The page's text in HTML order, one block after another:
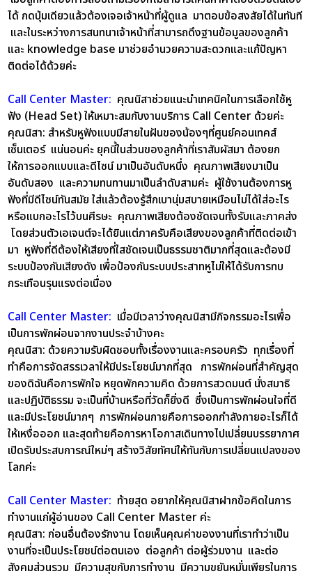
ได้ กดปุ่มเดียวแล้วต้องเจอเจ้าหน้าที่ผู้ดูแล มาตอบข้อสงสัยได้ในทันที
และในระหว่างการสนทนาเจ้าหน้าที่สามารถดึงฐานข้อมูลของลูกค้า
และ knowledge base มาช่วยอำนวยความสะดวกและแก้ปัญหา
ติดต่อได้ด้วยค่ะ
Call Center Master: คุณนิสาช่วยแนะนำเทคนิคในการเลือกใช้หู
ฟัง (Head Set) ให้เหมาะสมกับงานบริการ Call Center ด้วยค่ะ
คุณนิสา: สำหรับหูฟังแบบมีสายในฝันของน้องๆที่ศูนย์คอนเทคส์
เซ็นเตอร์ แน่นอนค่ะ ยุคนี้ในส่วนของลูกค้าที่เราสัมผัสมา ต้องยก
ให้การออกแบบและดีไซน์ มาเป็นอันดับหนึ่ง คุณภาพเสียงมาเป็น
อันดับสอง และความทนทานมาเป็นลำดับสามค่ะ ผู้ใช้งานต้องการหู
ฟังที่มีดีไซน์ทันสมัย ใส่แล้วต้องรู้สึกเบานุ่มสบายเหมือนไม่ได้ใส่อะไร
หรือแบกอะไรไว้บนศีรษะ คุณภาพเสียงต้องชัดเจนทั้งรับและภาคส่ง
โดยส่วนตัวเอเจนต์จะได้ยินแต่ภาครับคือเสียงของลูกค้าที่ติดต่อเข้า
มา หูฟังที่ดีต้องให้เสียงที่ใสชัดเจนเป็นธรรมชาติมากที่สุดและต้องมี
ระบบป้องกันเสียงดัง เพื่อป้องกันระบบประสาทหูไม่ให้ได้รับการทบ
กระเทือนรุนแรงต่อเนื่อง
Call Center Master: เมื่อมีเวลาว่างคุณนิสามีกิจกรรมอะไรเพื่อ
เป็นการพักผ่อนจากงานประจำบ้างคะ
คุณนิสา: ด้วยความรับผิดชอบทั้งเรื่องงานและครอบครัว ทุกเรื่องที่
ทำคือการจัดสรรเวลาให้มีประโยชน์มากที่สุด การพักผ่อนที่สำคัญสุด
ของดิฉันคือการพักใจ หยุดพักความคิด ด้วยการสวดมนต์ นั่งสมาธิ
และปฏิบัติธรรม จะเป็นที่บ้านหรือที่วัดก็ยิ่งดี ซึ่งเป็นการพักผ่อนใจที่ดี
และมีประโยชน์มากๆ การพักผ่อนกายคือการออกกำลังกายอะไรก็ได้
ให้เหงื่อออก และสุดท้ายคือการหาโอกาสเดินทางไปเปลี่ยนบรรยากาศ
เปิดรับประสบการณ์ใหม่ๆ สร้างวิสัยทัศน์ให้ทันกับการเปลี่ยนแปลงของ
โลกค่ะ
Call Center Master: ท้ายสุด อยากให้คุณนิสาฝากข้อคิดในการ
ทำงานแก่ผู้อ่านของ Call Center Master ค่ะ
คุณนิสา: ก่อนอื่นต้องรักงาน โดยเห็นคุณค่าของงานที่เราทำว่าเป็น
งานที่จะเป็นประโยชน์ต่อตนเอง ต่อลูกค้า ต่อผู้ร่วมงาน และต่อ
สังคมส่วนรวม มีความสุขกับการทำงาน มีความขยันหมั่นเพียรในการ